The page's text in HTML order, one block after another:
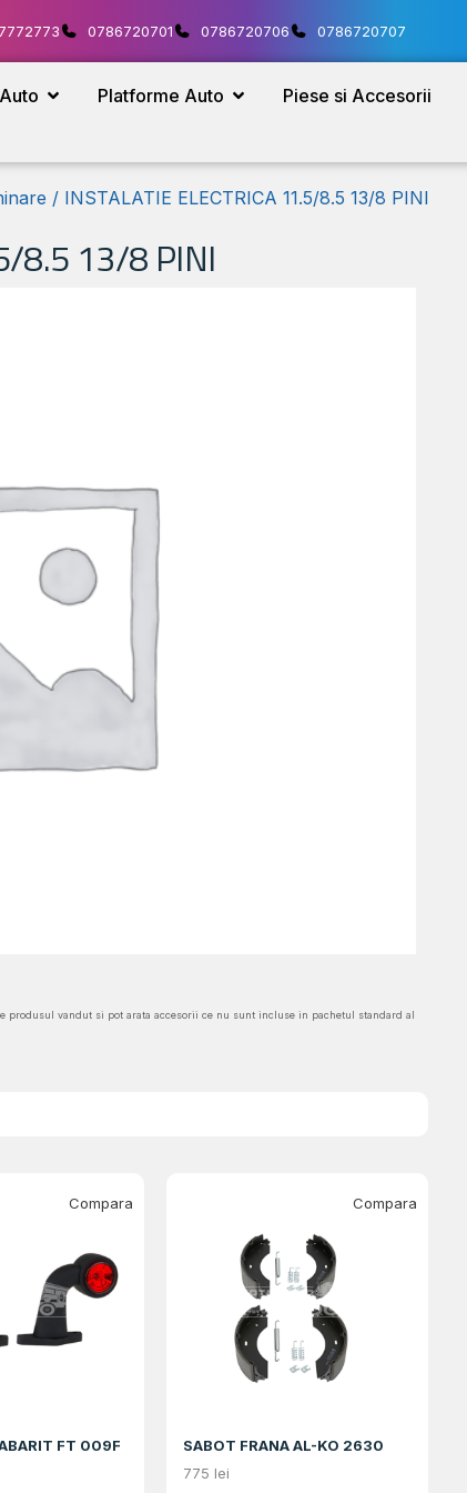
0786720701 0786720706 0786720707
Platforme Auto Piese si Accesorii
/ INSTALATIE ELECTRICA 11.5/8.5 13/8 PINI
8.5 13/8 PINI
vandut si pot arata accesorii ce nu sunt incluse in pachetul standard al
FT 009F
Compara
SABOT FRANA AL-KO 2630
775 lei
Compara